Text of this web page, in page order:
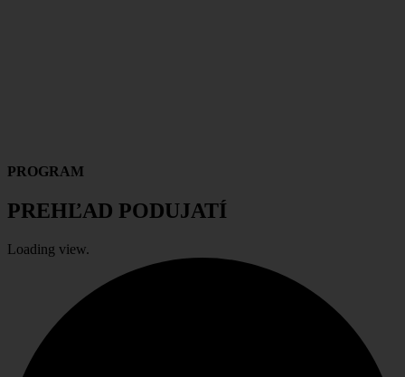
PROGRAM
PREHĽAD PODUJATÍ
Loading view.